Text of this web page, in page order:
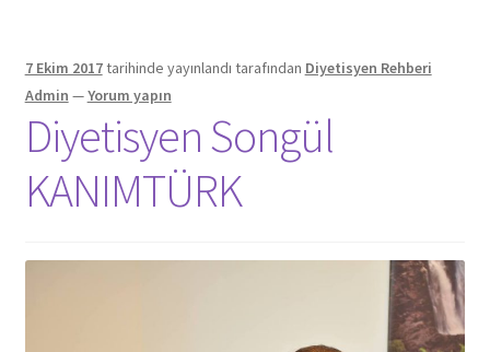
7 Ekim 2017tarihinde yayınlandı tarafından Diyetisyen Rehberi
Admin —Yorum yapın
Diyetisyen Songül
KANIMTÜRK